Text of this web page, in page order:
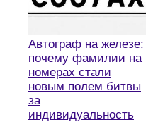
Автограф на железе:
почему фамилии на
номерах стали
новым полем битвы
за
индивидуальность